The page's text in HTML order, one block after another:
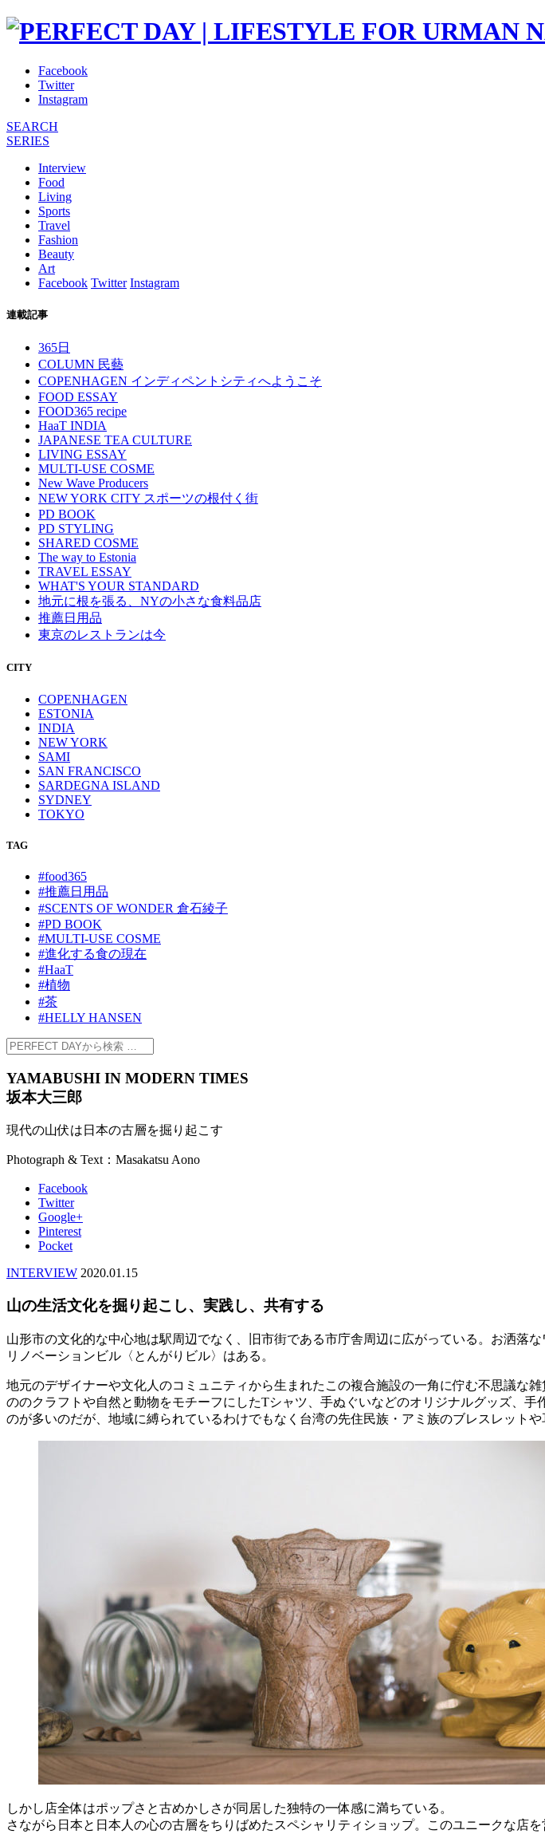
Facebook
Twitter
Instagram
SEARCH
SERIES
Interview
Food
Living
Sports
Travel
Fashion
Beauty
Art
Facebook Twitter Instagram
連載記事
365日
COLUMN 民藝
COPENHAGEN インディペントシティへようこそ
FOOD ESSAY
FOOD365 recipe
HaaT INDIA
JAPANESE TEA CULTURE
LIVING ESSAY
MULTI-USE COSME
New Wave Producers
NEW YORK CITY スポーツの根付く街
PD BOOK
PD STYLING
SHARED COSME
The way to Estonia
TRAVEL ESSAY
WHAT'S YOUR STANDARD
地元に根を張る、NYの小さな食料品店
推薦日用品
東京のレストランは今
CITY
COPENHAGEN
ESTONIA
INDIA
NEW YORK
SAMI
SAN FRANCISCO
SARDEGNA ISLAND
SYDNEY
TOKYO
TAG
#food365
#推薦日用品
#SCENTS OF WONDER 倉石綾子
#PD BOOK
#MULTI-USE COSME
#進化する食の現在
#HaaT
#植物
#茶
#HELLY HANSEN
YAMABUSHI IN MODERN TIMES
坂本大三郎
現代の山伏は日本の古層を掘り起こす
Photograph & Text：Masakatsu Aono
Facebook
Twitter
Google+
Pinterest
Pocket
INTERVIEW 2020.01.15
山の生活文化を掘り起こし、実践し、共有する
山形市の文化的な中心地は駅周辺でなく、旧市街である市庁舎周辺に広がっている。お洒落
リノベーションビル〈とんがりビル〉はある。
地元のデザイナーや文化人のコミュニティから生まれたこの複合施設の一角に佇む不思議な
ののクラフトや自然と動物をモチーフにしたTシャツ、手ぬぐいなどのオリジナルグッズ、
のが多いのだが、地域に縛られているわけでもなく台湾の先住民族・アミ族のブレスレット
しかし店全体はポップさと古めかしさが同居した独特の一体感に満ちている。
さながら日本と日本人の心の古層をちりばめたスペシャリティショップ。このユニークな店を